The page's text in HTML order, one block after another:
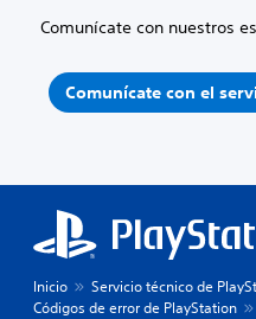
Comunícate con nuestros
Comunícate con el
Inicio
Servicio técnico de
Códigos de error de PlayStation